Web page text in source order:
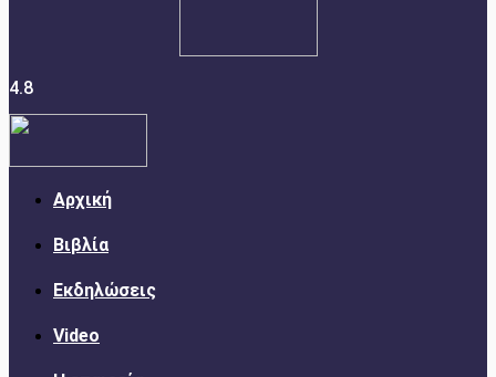
4.8
Αρχική
Βιβλία
Εκδηλώσεις
Video